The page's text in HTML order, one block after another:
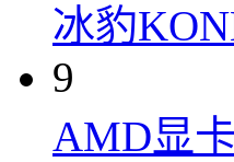
冰豹
9
AMD显